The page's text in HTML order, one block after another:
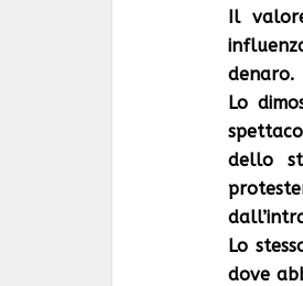
Il
denaro.
Lo
dello
Lo
dove